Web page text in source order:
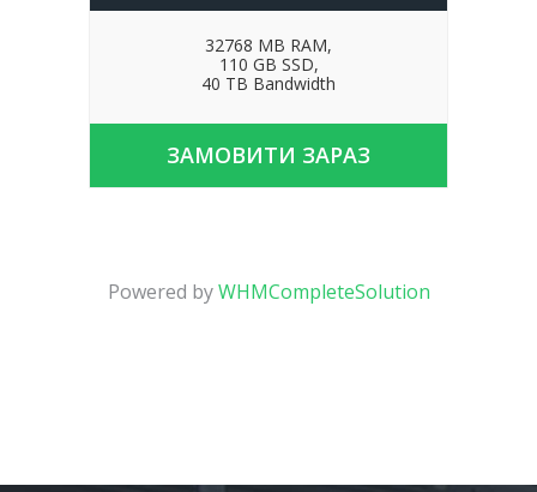
32768 MB RAM,
110 GB SSD,
40 TB Bandwidth
ЗАМОВИТИ ЗАРАЗ
Powered byWHMCompleteSolution